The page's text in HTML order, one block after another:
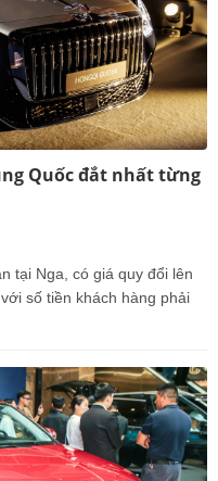
Quốc đắt nhất từng
tại Nga, có giá quy đổi lên
số tiền khách hàng phải